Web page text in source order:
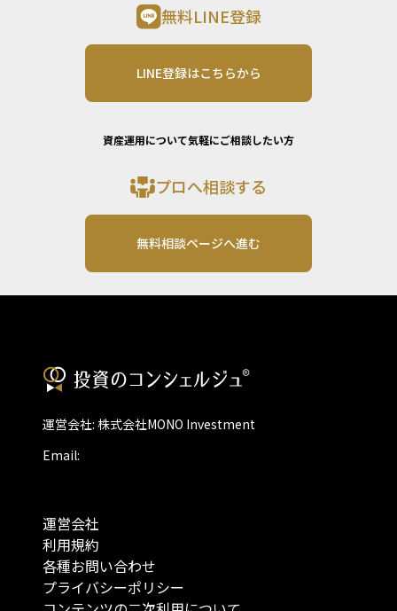
無料LINE登録
LINE登録はこちらから
資産運用について気軽にご相談したい方
プロへ相談する
無料相談ページへ進む
運営会社: 株式会社MONO Investment
Email:
運営会社
利用規約
各種お問い合わせ
プライバシーポリシー